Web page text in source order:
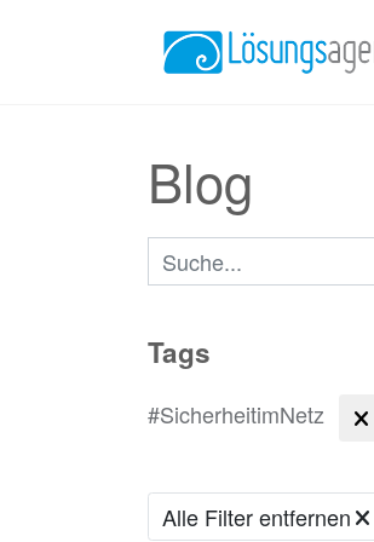
Blog
Suchbegriffe
Tags
#SicherheitimNetz
Alle Filter entfernen